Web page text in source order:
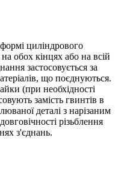
циліндрового
обох кінцях або на всій
застосовується за
що поєднуються.
(при необхідності
замість гвинтів в
деталі з нарізаним
різьблення
з'єднань.